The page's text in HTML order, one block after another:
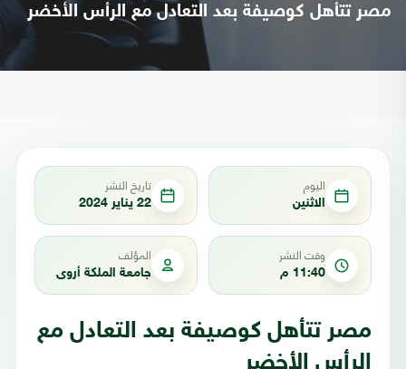
مصر تتأهل كوصيفة بعد التعادل مع الرأس الأخضر
اليوم
الاثنين
تاريخ النشر
22 يناير 2024
وقت النشر
11:40 م
المؤلف
جامعة الملكة أروى
مصر تتأهل كوصيفة بعد التعادل مع